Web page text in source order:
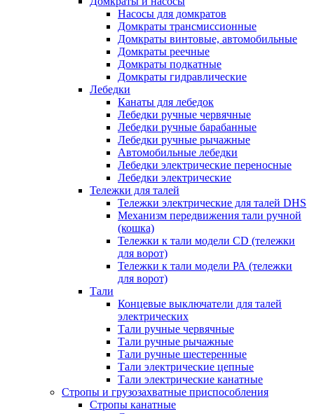
Насосы для домкратов
Домкраты трансмиссионные
Домкраты винтовые, автомобильные
Домкраты реечные
Домкраты подкатные
Домкраты гидравлические
Лебедки
Канаты для лебедок
Лебедки ручные червячные
Лебедки ручные барабанные
Лебедки ручные рычажные
Автомобильные лебедки
Лебедки электрические переносные
Лебедки электрические
Тележки для талей
Тележки электрические для талей DHS
Механизм передвижения тали ручной
(кошка)
Тележки к тали модели CD (тележки
для ворот)
Тележки к тали модели РА (тележки
для ворот)
Тали
Концевые выключатели для талей
электрических
Тали ручные червячные
Тали ручные рычажные
Тали ручные шестеренные
Тали электрические цепные
Тали электрические канатные
Стропы и грузозахватные приспособления
Стропы канатные